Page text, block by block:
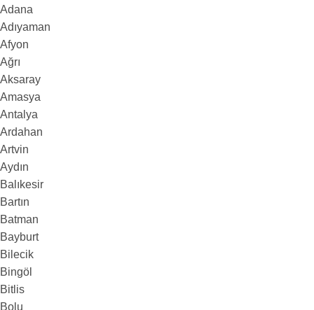
Adana
Adıyaman
Afyon
Ağrı
Aksaray
Amasya
Antalya
Ardahan
Artvin
Aydın
Balıkesir
Bartın
Batman
Bayburt
Bilecik
Bingöl
Bitlis
Bolu